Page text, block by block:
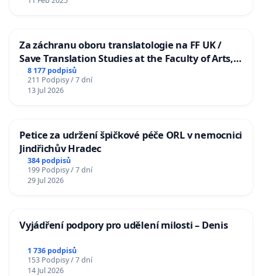
Za záchranu oboru translatologie na FF UK /
Save Translation Studies at the Faculty of Arts,
Charles University
8 177 podpisů
211 Podpisy / 7 dní
13 Jul 2026
Petice za udržení špičkové péče ORL v nemocnici
Jindřichův Hradec
384 podpisů
199 Podpisy / 7 dní
29 Jul 2026
Vyjádření podpory pro udělení milosti – Denis
1 736 podpisů
153 Podpisy / 7 dní
14 Jul 2026